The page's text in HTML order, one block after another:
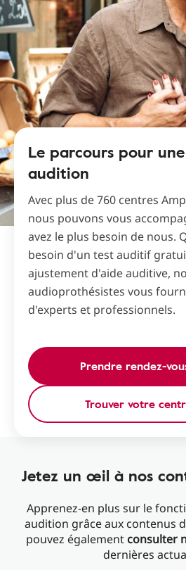
Le parcours pour
audition
Avec plus de 760 centres
nous pouvons vous
avez le plus besoin de nous.
besoin d'un test auditif
ajustement d'aide auditive,
audioprothésistes vous
d'experts et professionnels.
Prendre rendez-
Trouver votre
Jetez un œil à nos
Apprenez-en plus sur le
audition grâce aux contenus
pouvez également consulter
dernières